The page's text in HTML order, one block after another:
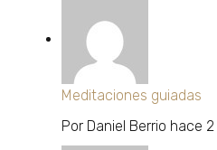
Meditaciones guiadas
Por Daniel Berrio hace